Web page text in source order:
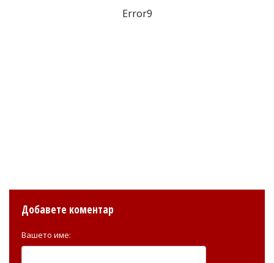
Error9
Добавете коментар
Вашето име: